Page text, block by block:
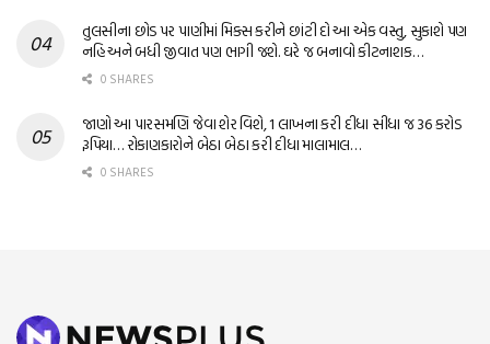
તુલસીના છોડ પર પાણીમાં મિક્સ કરીને છાંટી દો આ એક વસ્તુ, સુકાશે પણ
નહિ અને બધી જીવાત પણ ભાગી જશે. ઘરે જ બનાવો કીટનાશક…
0 SHARES
જાણો આ પારસમણિ જેવા શેર વિશે, 1 લાખના કરી દીધા સીધા જ 36 કરોડ
રૂપિયા… રોકાણકારોને બેઠા બેઠા કરી દીધા માલામાલ…
0 SHARES